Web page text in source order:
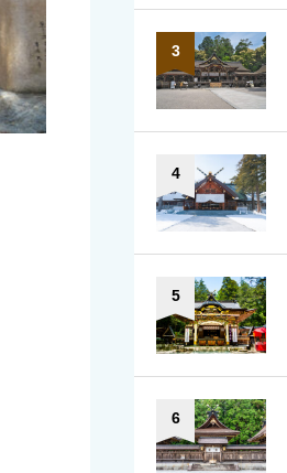
宮崎
鹿児島
3
4
5
6